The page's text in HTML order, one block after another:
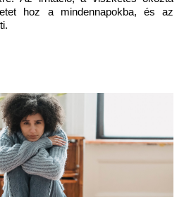
hoz a mindennapokba, és az